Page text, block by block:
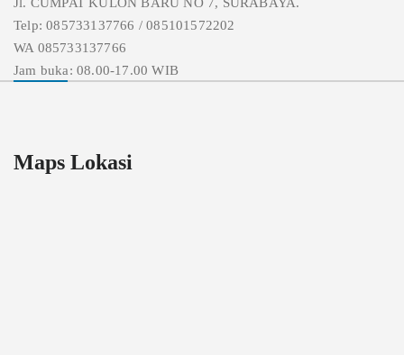
Telp: 085733137766 / 085101572202
WA 085733137766
Jam buka: 08.00-17.00 WIB
Maps Lokasi